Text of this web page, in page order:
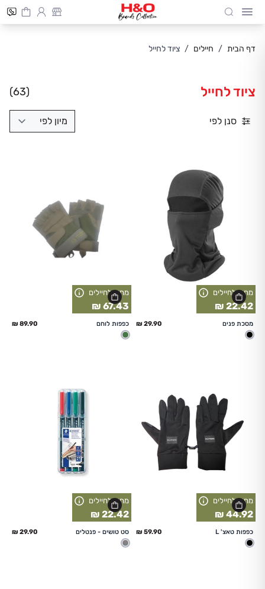
Cart
חיפוש
דף הבית / חיילים / ציוד לחייל
ציוד לחייל (63)
סנן לפי
מיון לפי
מחיר לחיילים
22.42 ₪
מסכת פנים
שחור
החל מ
מחיר לחיילים
67.43 ₪
כפפות לוחם
זית
החל מ
מחיר לחיילים
44.92 ₪
כפפות טאצ' L
שחור
החל מ
מחיר לחיילים
22.42 ₪
סט טושים - פנטלים
מעורב
החל מ